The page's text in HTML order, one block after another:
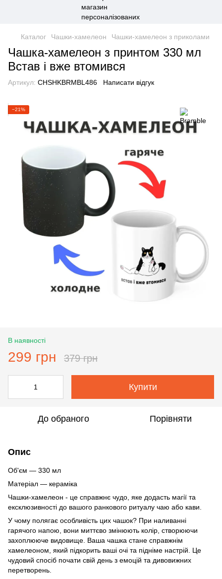
Каталог Чашки-хамелеон Чашки-хамелеон з приколами
Чашка-хамелеон з принтом 330 мл
Встав і вже втомився
Артикул: CHSHKBRMBL486 Написати відгук
−21%
В наявності
299 грн 379 грн
Купити
До обраного Порівняти
Опис
Об'єм — 330 мл
Матеріал — кераміка
Чашки-хамелеон - це справжнє чудо, яке додасть магії та
ексклюзивності до вашого ранкового ритуалу чаю або кави.
У чому полягає особливість цих чашок? При наливанні
гарячого напою, вони миттєво змінюють колір, створюючи
захоплююче видовище. Ваша чашка стане справжнім
хамелеоном, який підкорить ваші очі та підніме настрій. Це
чудовий спосіб почати свій день з емоцій та дивовижних
перетворень.